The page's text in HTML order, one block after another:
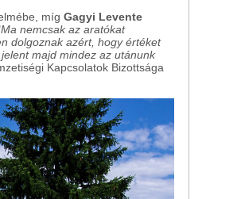
míg Gagyi Levente
Ma nemcsak az aratókat
dolgoznak azért, hogy értéket
majd mindez az utánunk
Kapcsolatok Bizottsága